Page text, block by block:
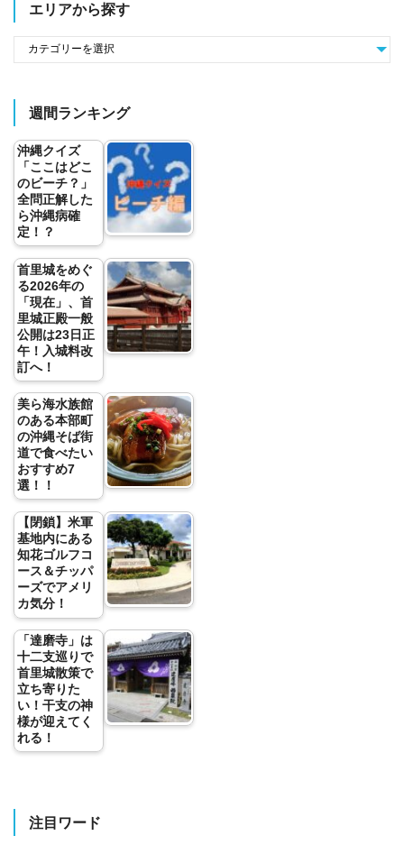
エリアから探す
週間ランキング
沖縄クイズ
「ここはどこ
のビーチ？」
全問正解した
ら沖縄病確
定！？
首里城をめぐ
る2026年の
「現在」、首
里城正殿一般
公開は23日正
午！入城料改
訂へ！
美ら海水族館
のある本部町
の沖縄そば街
道で食べたい
おすすめ7
選！！
【閉鎖】米軍
基地内にある
知花ゴルフコ
ース＆チッパ
ーズでアメリ
カ気分！
「達磨寺」は
十二支巡りで
首里城散策で
立ち寄りた
い！干支の神
様が迎えてく
れる！
注目ワード